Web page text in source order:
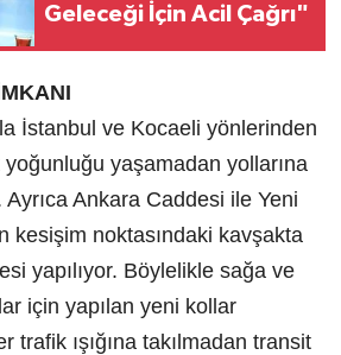
Geleceği İçin Acil Çağrı"
İstanbul ve Kocaeli yönlerinden
yaşamadan yollarına
Ankara Caddesi ile Yeni
kesişim noktasındaki kavşakta
yapılıyor. Böylelikle sağa ve
için yapılan yeni kollar
trafik ışığına takılmadan transit